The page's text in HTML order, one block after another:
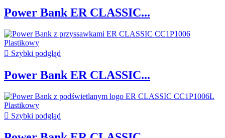
Power Bank ER CLASSIC...
 Szybki podgląd
Power Bank ER CLASSIC...
 Szybki podgląd